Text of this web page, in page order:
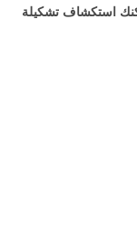
استكشاف تشكيلة